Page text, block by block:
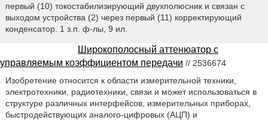
первый (10) токостабилизирующий двухполюсник и связан с
выходом устройства (2) через первый (11) корректирующий
конденсатор. 1 з.п. ф-лы, 9 ил.
Широкополосный аттенюатор с
управляемым коэффициентом передачи // 2536674
Изобретение относится к области измерительной техники,
электротехники, радиотехники, связи и может использоваться в
структуре различных интерфейсов, измерительных приборах,
быстродействующих аналого-цифровых (АЦП) и